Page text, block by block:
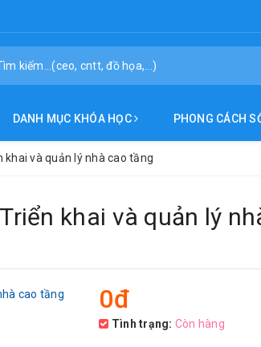
DANH MỤC KHÓA HỌC PHONG CÁCH
khai và quản lý nhà cao tầng
khai và quản lý
0đ
Tình trạng: Còn hàng